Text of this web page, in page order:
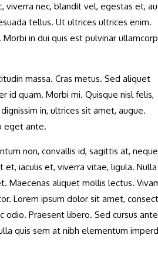
viverra nec, blandit vel, egestas et,
tellus. Ut ultrices ultrices enim.
in dui quis est pulvinar
massa. Cras metus. Sed aliquet
id quam. Morbi mi. Quisque nisl felis,
in, ultrices sit amet, augue.
eget ante.
non, convallis id, sagittis at,
et, iaculis et, viverra vitae, ligula.
Maecenas aliquet mollis lectus.
Lorem ipsum dolor sit amet,
odio. Praesent libero. Sed cursus ante
quis sem at nibh elementum